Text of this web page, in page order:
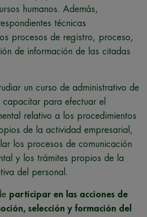
humanos. Además,
técnicas
procesos de registro, proceso,
de información de las citadas
un curso de administrativo de
para efectuar el
relativo a los procedimientos
de la actividad empresarial,
los procesos de comunicación
y los trámites propios de la
del personal.
participar en las acciones de
selección y formación del